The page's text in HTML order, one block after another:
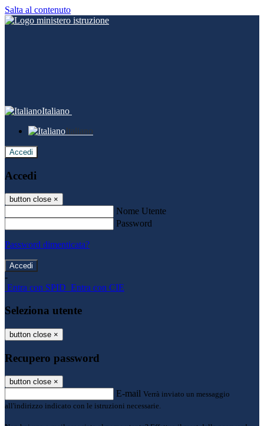
Salta al contenuto
Italiano
Italiano
Accedi
Accedi
button close ×
Nome Utente
Password
Password dimenticata?
-
Entra con SPID Entra con CIE
Seleziona utente
button close ×
Recupero password
button close ×
E-mail Verrà inviato un messaggio
all'indirizzo indicato con le istruzioni necessarie.